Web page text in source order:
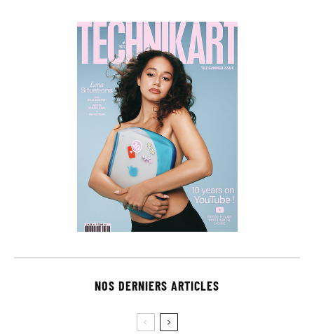
NOS DERNIERS ARTICLES